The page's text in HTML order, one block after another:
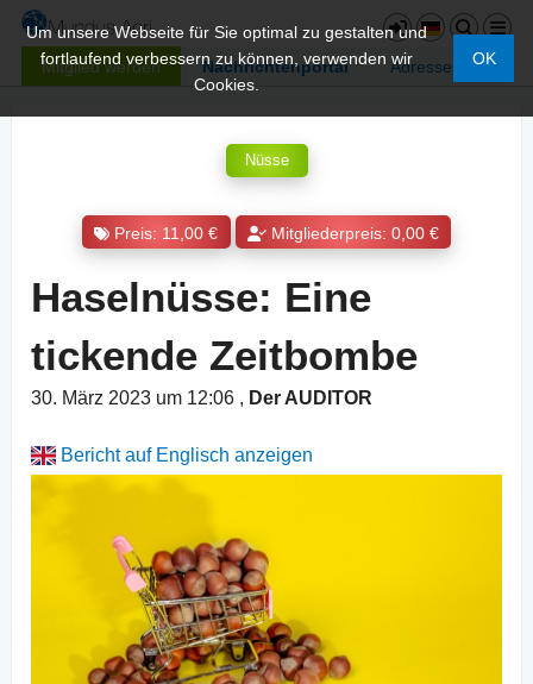
Mitglied werden Nachrichtenportal Adressen
Um unsere Webseite für Sie optimal zu gestalten und
fortlaufend verbessern zu können, verwenden wir
Cookies.
OK
Nüsse
Preis: 11,00 € Mitgliederpreis: 0,00 €
Haselnüsse: Eine
tickende Zeitbombe
30. März 2023 um 12:06 , Der AUDITOR
Bericht auf Englisch anzeigen